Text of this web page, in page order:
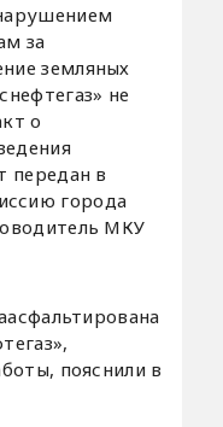
за
земляных
не
о
передан в
города
МКУ
пояснили в